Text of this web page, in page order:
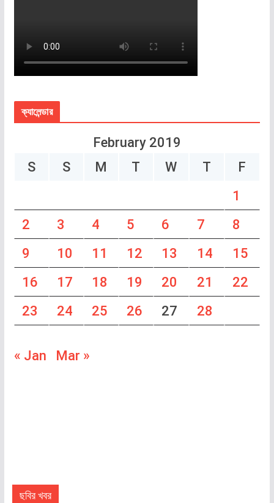
ক্যালেন্ডার
February 2019
S
S M T W T
F
1
2
3 4 5 6 7
8
9
10 11 12 13 14
15
16
17 18 19 20 21
22
23
24 25 26 27 28
« Jan Mar »
ছবির খবর